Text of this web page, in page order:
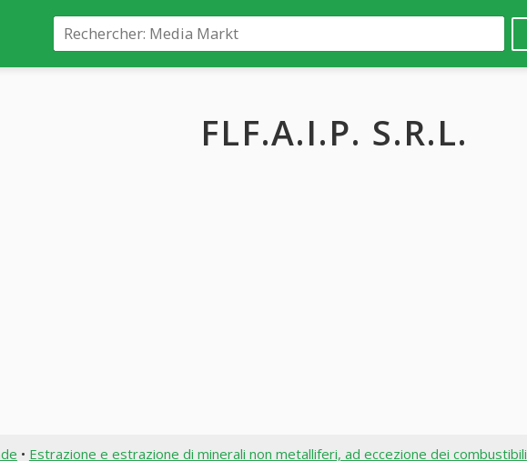
FLF.A.I.P. S.R.L.
• Estrazione e estrazione di minerali non metalliferi, ad eccezione dei combustibili